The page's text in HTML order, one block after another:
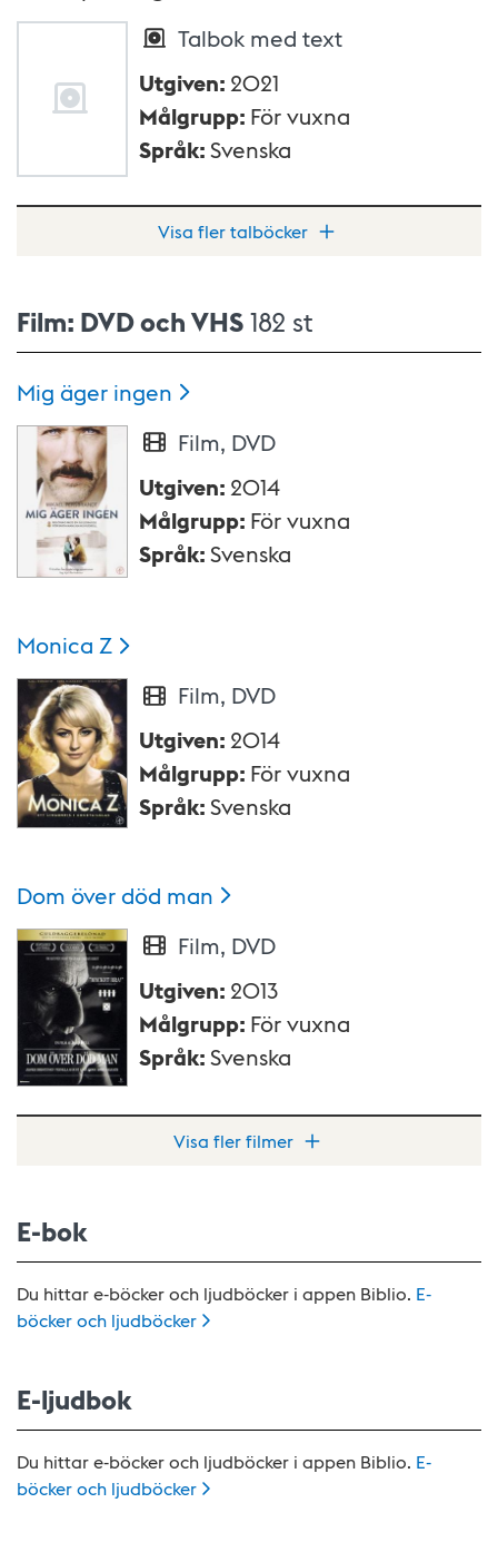
Talbok med text
Utgiven: 2021
Målgrupp: För vuxna
Språk:Svenska
Visa fler talböcker
Film: DVD och VHS182 st
Mig äger ingen
Film, DVD
Utgiven: 2014
Målgrupp: För vuxna
Språk:Svenska
Monica Z
Film, DVD
Utgiven: 2014
Målgrupp: För vuxna
Språk:Svenska
Dom över död man
Film, DVD
Utgiven: 2013
Målgrupp: För vuxna
Språk:Svenska
Visa fler filmer
E-bok
Du hittar e-böcker och ljudböcker i appen Biblio. E-
böcker och ljudböcker
E-ljudbok
Du hittar e-böcker och ljudböcker i appen Biblio. E-
böcker och ljudböcker